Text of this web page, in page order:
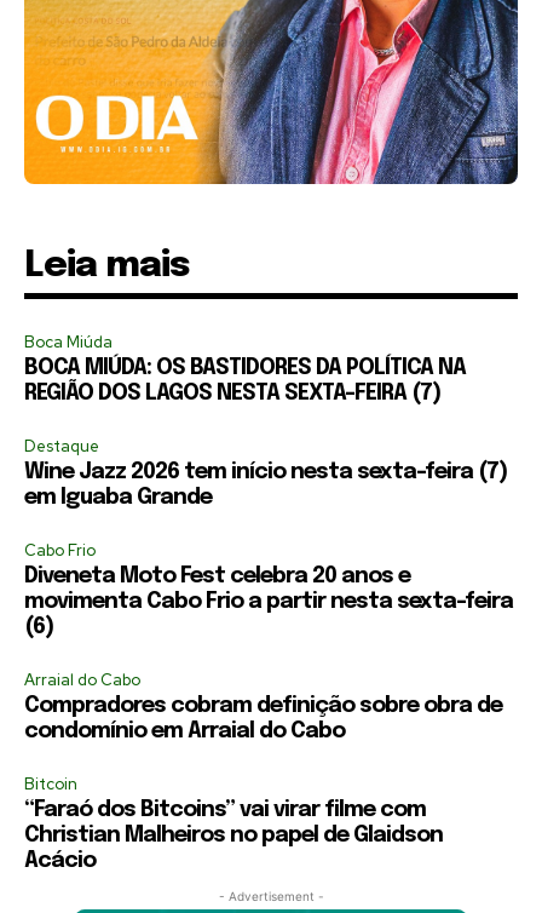
Leia mais
Boca Miúda
BOCA MIÚDA: OS BASTIDORES DA POLÍTICA NA
REGIÃO DOS LAGOS NESTA SEXTA-FEIRA (7)
Destaque
Wine Jazz 2026 tem início nesta sexta-feira (7)
em Iguaba Grande
Cabo Frio
Diveneta Moto Fest celebra 20 anos e
movimenta Cabo Frio a partir nesta sexta-feira
(6)
Arraial do Cabo
Compradores cobram definição sobre obra de
condomínio em Arraial do Cabo
Bitcoin
“Faraó dos Bitcoins” vai virar filme com
Christian Malheiros no papel de Glaidson
Acácio
- Advertisement -